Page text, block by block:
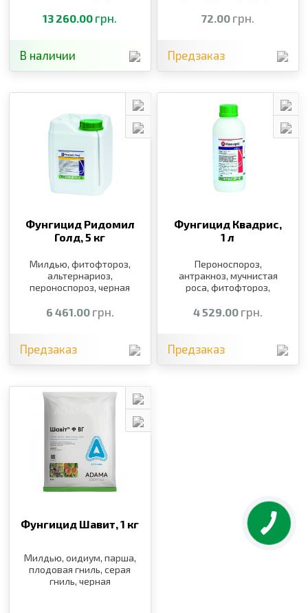
краснуха, септориоз,
ржавчина
13 260.00 грн.
В наличии
бурая пятнистость,
гнили, милдью, оидиум
72.00 грн.
Предзаказ
Фунгицид Ридомил
Голд,5 кг
Милдью, фитофтороз,
альтернариоз,
пероноспороз, черная
6 461.00 грн.
Предзаказ
Фунгицид Квадрис,
1 л
Пероноспороз,
антракноз, мучнистая
роса, фитофтороз,
бурая пятнистость,
гнили, милдью, оидиум
4 529.00 грн.
Предзаказ
Фунгицид Шавит,1 кг
Милдью, оидиум, парша,
плодовая гниль, серая
гниль, черная